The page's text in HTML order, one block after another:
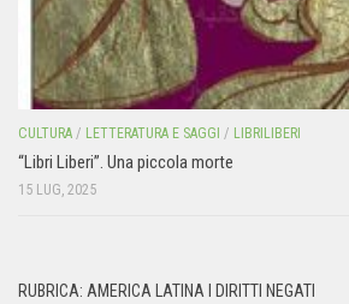
CULTURA / LETTERATURA E SAGGI / LIBRILIBERI
“Libri Liberi”. Una piccola morte
15 LUG, 2025
RUBRICA: AMERICA LATINA I DIRITTI NEGATI